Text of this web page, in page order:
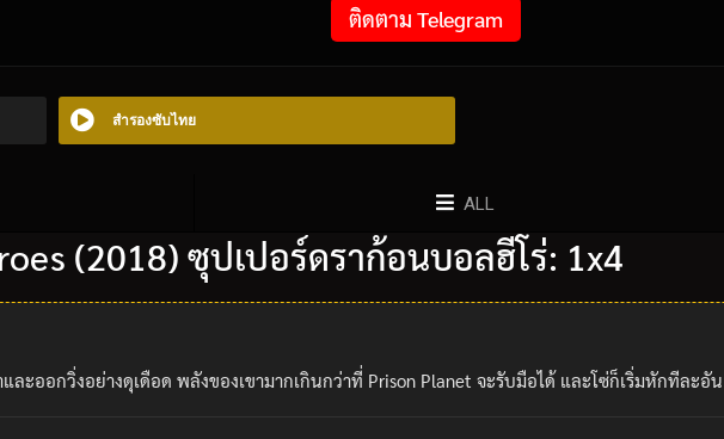
ติดตาม Telegram
สำรองซับไทย
ALL
(2018) ซุปเปอร์ดราก้อนบอลฮีโร่: 1x4
ละออกวิ่งอย่างดุเดือด พลังของเขามากเกินกว่าที่ Prison Planet จะรับมือได้ และโซ่ก็เริ่มหักทีล